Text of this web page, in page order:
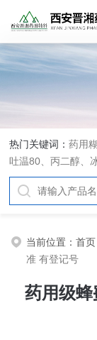
热门关键词：药用
吐温80、丙二醇、
糊精、硬脂酸镁、
钠、可溶性淀粉、
甲基纤维素、乙基
当前位置：首页
准 有登记号
药用级